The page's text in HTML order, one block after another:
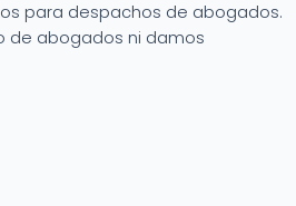
para despachos de abogados.
de abogados ni damos